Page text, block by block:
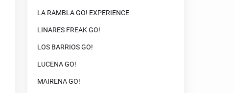
LA RAMBLA GO! EXPERIENCE
LINARES FREAK GO!
LOS BARRIOS GO!
LUCENA GO!
MAIRENA GO!